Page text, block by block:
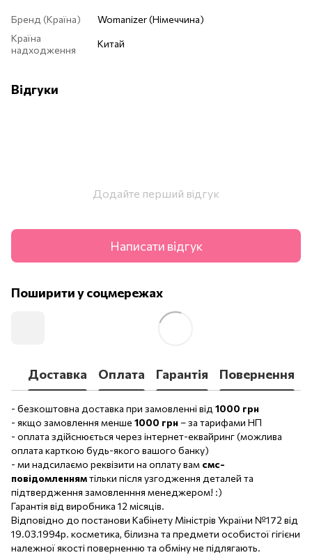
Бренд (Країна)
Womanizer (Німеччина)
Країна
надходження
Китай
Відгуки
Додайте перший відгук
Написати відгук
Поширити у соцмережах
Доставка Оплата Гарантія Повернення
- безкоштовна доставка при замовленні від 1000 грн
- якщо замовлення менше 1000 грн– за тарифами НП
- оплата здійснюється через інтернет-еквайринг (можлива
оплата карткою будь-якого вашого банку)
- ми надсилаємо реквізити на оплату вам смс-
повідомленнямтільки після узгодження деталей та
підтвердження замовленння менеджером! :)
Гарантія від виробника 12 місяців.
Відповідно до постанови Кабінету Міністрів України №172 від
19.03.1994р. косметика, білизна та предмети особистої гігієни
належної якості поверненню та обміну не підлягають.